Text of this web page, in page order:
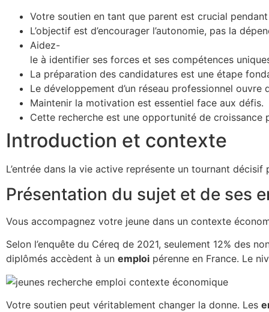
Votre soutien en tant que parent est crucial
L’objectif est d’encourager l’autonomie, pas la
Aidez-
le à identifier ses forces et ses compétences
La préparation des candidatures est une étape
Le développement d’un réseau professionnel ouvre
Maintenir la motivation est essentiel face aux défis.
Cette recherche est une opportunité de croissance
Introduction et contexte
L’entrée dans la vie active représente un tournant
Présentation du sujet et de ses
Vous accompagnez votre jeune dans un contexte
Selon l’enquête du Céreq de 2021, seulement 12% des
diplômés accèdent à un emploi pérenne en France. Le
Votre soutien peut véritablement changer la donne. Les